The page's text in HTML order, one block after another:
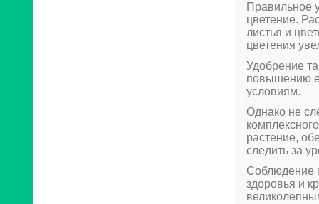
Правильное
цветение.
листья и
цветения
Удобрение
повышению
условиям.
Однако не
растение,
следить за
Соблюдение
здоровья и